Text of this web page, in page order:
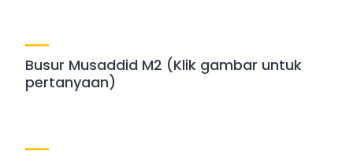
Busur Musaddid M2 (Klik gambar untuk
pertanyaan)